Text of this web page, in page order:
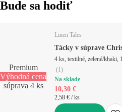
Bude sa hodiť
Premium
Výhodná cena
súprava 4 ks
Linen Tales
Tácky v súprave
4 ks, textilné, zelené/khaki,
(1)
Na sklade
10,30 €
2,58 € / ks